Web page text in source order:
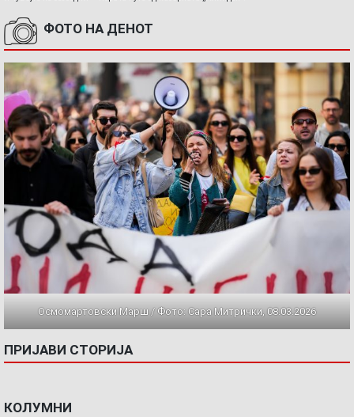
ФОТО НА ДЕНОТ
Осмомартовски Марш / Фото: Сара Митрички, 08.03.2026
ПРИЈАВИ СТОРИЈА
КОЛУМНИ